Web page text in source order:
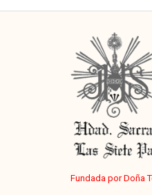
Fundada por Doña